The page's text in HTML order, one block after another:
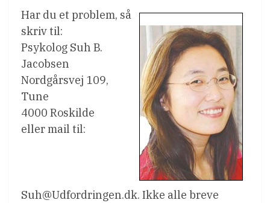
Har du et problem, så
skriv til:
Psykolog Suh B.
Jacobsen
Nordgårsvej 109,
Tune
4000 Roskilde
eller mail til:
Suh@Udfordringen.dk. Ikke alle breve